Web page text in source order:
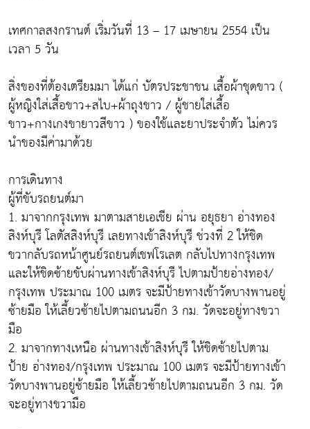
เทศกาลสงกรานต์ เริ่มวันที่ 13 – 17 เมษายน 2554 เป็น
เวลา 5 วัน
สิ่งของที่ต้องเตรียมมา ได้แก่ บัตรประชาชน เสื้อผ้าชุดขาว (
ผู้หญิงใส่เสื้อขาว+สไบ+ผ้าถุงขาว / ผู้ชายใส่เสื้อ
ขาว+กางเกงขายาวสีขาว ) ของใช้และยาประจำตัว ไม่ควร
นำของมีค่ามาด้วย
การเดินทาง
ผู้ที่ขับรถยนต์มา
1. มาจากกรุงเทพ มาตามสายเอเชีย ผ่าน อยุธยา อ่างทอง
สิงห์บุรี โลตัสสิงห์บุรี เลยทางเข้าสิงห์บุรี ช่วงที่ 2 ให้ชิด
ขวากลับรถหน้าศูนย์รถยนต์เชฟโรเลต กลับไปทางกรุงเทพ
และให้ชิดซ้ายขับผ่านทางเข้าสิงห์บุรี ไปตามป้ายอ่างทอง/
กรุงเทพ ประมาณ 100 เมตร จะมีป้ายทางเข้าวัดบางพานอยู่
ซ้ายมือ ให้เลี้ยวซ้ายไปตามถนนอีก 3 กม. วัดจะอยู่ทางขวา
มือ
2. มาจากทางเหนือ ผ่านทางเข้าสิงห์บุรี ให้ชิดซ้ายไปตาม
ป้าย อ่างทอง/กรุงเทพ ประมาณ 100 เมตร จะมีป้ายทางเข้า
วัดบางพานอยู่ซ้ายมือ ให้เลี้ยวซ้ายไปตามถนนอีก 3 กม. วัด
จะอยู่ทางขวามือ